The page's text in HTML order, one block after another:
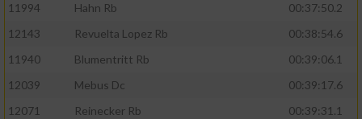
11994
Hahn Rb
00:37:50.2
12143
Revuelta Lopez Rb
00:38:54.6
11940
Blumentritt Rb
00:39:06.1
12039
Mebus Dc
00:39:17.6
12071
Reinecker Rb
00:39:31.1